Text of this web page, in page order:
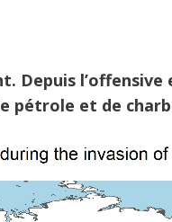
l’offensive
pétrole et de